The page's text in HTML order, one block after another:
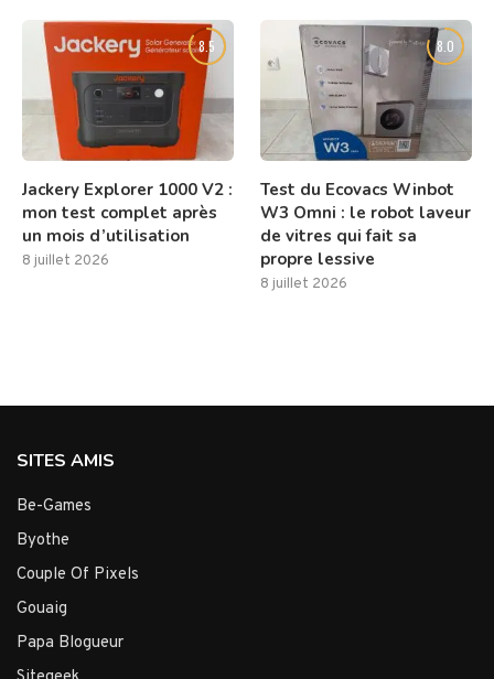
8.5
Jackery Explorer 1000 V2 :
mon test complet après
un mois d’utilisation
8 juillet 2026
8.0
Test du Ecovacs Winbot
W3 Omni : le robot laveur
de vitres qui fait sa
propre lessive
8 juillet 2026
SITES AMIS
Be-Games
Byothe
Couple Of Pixels
Gouaig
Papa Blogueur